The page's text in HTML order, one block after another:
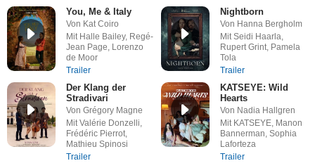
You, Me & Italy
Von Kat Coiro
Mit Halle Bailey, Regé-
Jean Page, Lorenzo
de Moor
Trailer
Nightborn
Von Hanna Bergholm
Mit Seidi Haarla,
Rupert Grint, Pamela
Tola
Trailer
Der Klang der
Stradivari
Von Grégory Magne
Mit Valérie Donzelli,
Frédéric Pierrot,
Mathieu Spinosi
Trailer
KATSEYE: Wild
Hearts
Von Nadia Hallgren
Mit KATSEYE, Manon
Bannerman, Sophia
Laforteza
Trailer